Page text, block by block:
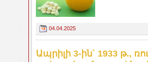
04.04.2025
Ապրիլի 3-ին` 1933 թ.,